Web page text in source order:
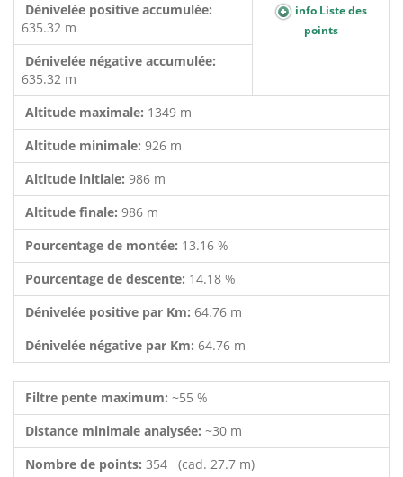
Dénivelée positive accumulée:
635.32 m
info Liste des
points
Dénivelée négative accumulée:
635.32 m
Altitude maximale: 1349 m
Altitude minimale: 926 m
Altitude initiale: 986 m
Altitude finale: 986 m
Pourcentage de montée: 13.16 %
Pourcentage de descente: 14.18 %
Dénivelée positive par Km: 64.76 m
Dénivelée négative par Km: 64.76 m
Filtre pente maximum: ~55 %
Distance minimale analysée: ~30 m
Nombre de points: 354 (cad. 27.7 m)